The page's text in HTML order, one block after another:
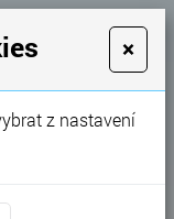
...
×
z nastavení